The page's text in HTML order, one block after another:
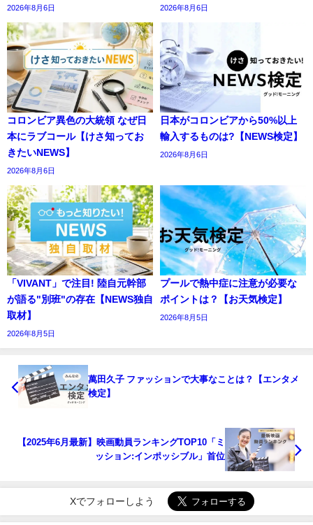
2026年8月6日 2026年8月6日
コロンビア異色の大統領 なぜ日
本にラブコール【けさ知ってお
きたいNEWS】
2026年8月6日
日本がコロンビアから50%以上
輸入するものは?【NEWS検定】
2026年8月6日
「VIVANT」で注目! 陸自元幹部
が語る"別班"の存在【NEWS独自
取材】
2026年8月5日
プールで熱中症に注意が必要な
ポイントは？【お天気検定】
2026年8月5日
萬田久子 ファッションで大事なことは？【エンタメ
検定】
【2025年6月最新】映画動員ランキングTOP10「ミ
ッション:インポッシブル」首位
Xでフォローしよう